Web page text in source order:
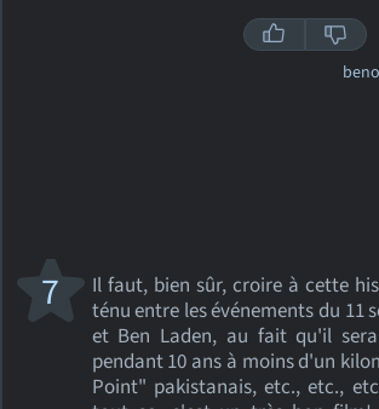
Il faut, bien sûr, croire à cette
ténu entre les événements du 11
et Ben Laden, au fait qu'il
pendant 10 ans à moins d'un
Point" pakistanais, etc., etc.,
7